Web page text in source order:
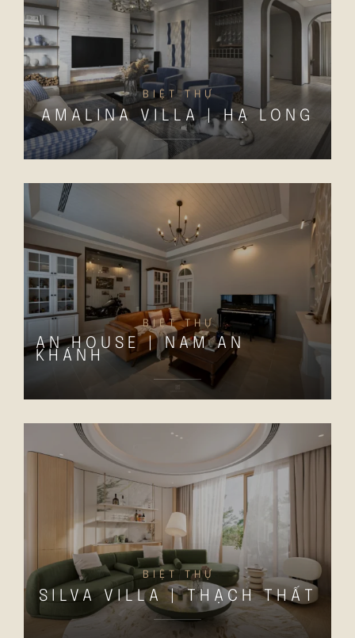
BIỆT THỰ
AMALINA VILLA | HẠ LONG
BIỆT THỰ
AN HOUSE | NAM AN
KHÁNH
BIỆT THỰ
SILVA VILLA | THẠCH THẤT